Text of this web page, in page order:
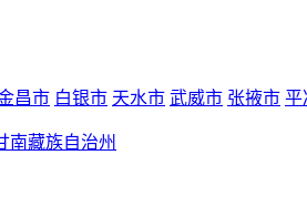
昌市 白银市 天水市 武威市 张掖市 平
南藏族自治州